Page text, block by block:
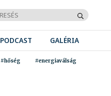
PODCAST GALÉRIA
#hőség #energiaválság